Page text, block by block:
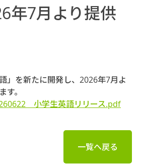
7月より提供
」を新たに開発し、2026年7月よ
す。
260622 小学生英語リリース.pdf
一覧へ戻る